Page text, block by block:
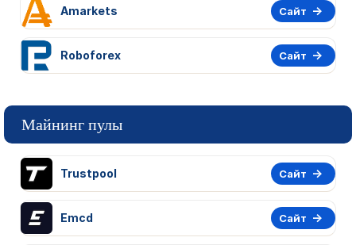
Amarkets Сайт
Roboforex Сайт
Майнинг пулы
Trustpool Сайт
Emcd Сайт